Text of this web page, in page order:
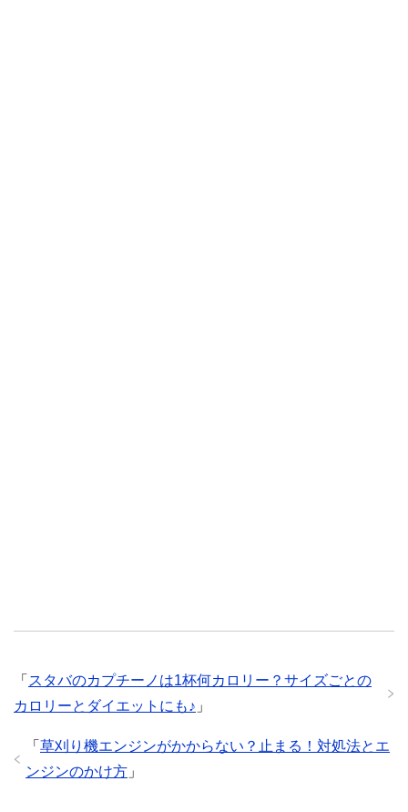
「 スタバのカプチーノは1杯何カロリー？サイズごとの
カロリーとダイエットにも♪ 」
「 草刈り機エンジンがかからない？止まる！対処法とエ
ンジンのかけ方 」